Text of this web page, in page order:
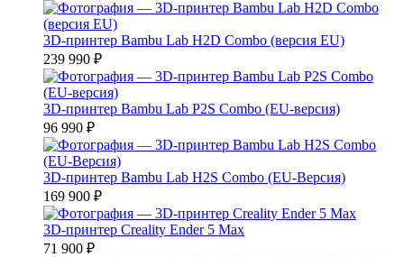
3D-принтер Bambu Lab H2D Combo (версия EU)
239 990 ₽
3D-принтер Bambu Lab P2S Combo (EU-версия)
96 990 ₽
3D-принтер Bambu Lab H2S Combo (EU-Версия)
169 900 ₽
3D-принтер Creality Ender 5 Max
71 900 ₽